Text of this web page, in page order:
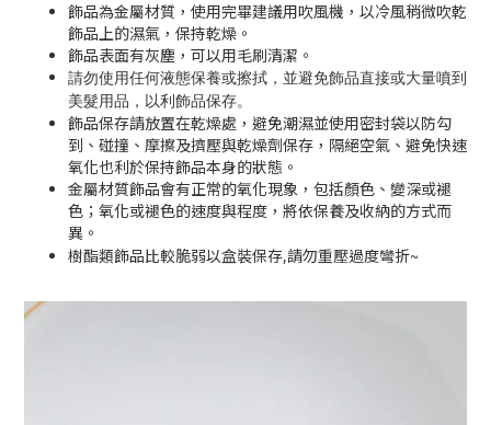
飾品為金屬材質，使用完畢建議用吹風機，以冷風稍微吹乾
飾品上的濕氣，保持乾燥。
飾品表面有灰塵，可以用毛刷清潔。
請勿使用任何液態保養或擦拭，並避免飾品直接或大量噴到
美髮用品，以利飾品保存。
飾品保存請放置在乾燥處，避免潮濕並使用密封袋以防勾
到、碰撞、摩擦及擠壓與乾燥劑保存，隔絕空氣、避免快速
氧化也利於保持飾品本身的狀態。
金屬材質飾品會有正常的氧化現象，包括顏色、變深或褪
色；氧化或褪色的速度與程度，將依保養及收納的方式而
異。
樹酯類飾品比較脆弱以盒裝保存,請勿重壓過度彎折~